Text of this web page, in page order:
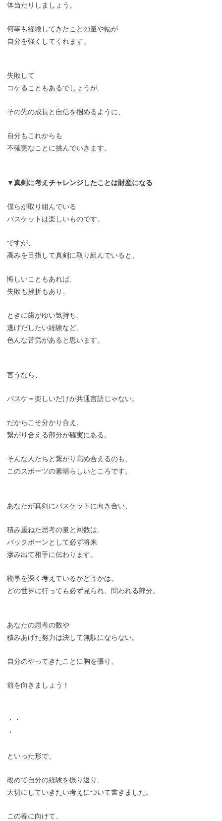
体当たりしましょう。
何事も経験してきたことの量や幅が
自分を強くしてくれます。
失敗して
コケることもあるでしょうが、
その先の成長と自信を掴めるように、
自分もこれからも
不確実なことに挑んでいきます。
▼真剣に考えチャレンジしたことは財産になる
僕らが取り組んでいる
バスケットは楽しいものです。
ですが、
高みを目指して真剣に取り組んでいると、
悔しいこともあれば、
失敗も挫折もあり、
ときに歯がゆい気持ち、
逃げだしたい経験など、
色んな苦労があると思います。
言うなら、
バスケ＝楽しいだけが共通言語じゃない。
だからこそ分かり合え、
繋がり合える部分が確実にある。
そんな人たちと繋がり高め合えるのも、
このスポーツの素晴らしいところです。
あなたが真剣にバスケットに向き合い、
積み重ねた思考の量と回数は、
バックボーンとして必ず将来
滲み出て相手に伝わります。
物事を深く考えているかどうかは、
どの世界に行っても必ず見られ、問われる部分。
あなたの思考の数や
積みあげた努力は決して無駄にならない。
自分のやってきたことに胸を張り、
前を向きましょう！
・・
・
といった形で、
改めて自分の経験を振り返り、
大切にしていきたい考えについて書きました。
この春に向けて、